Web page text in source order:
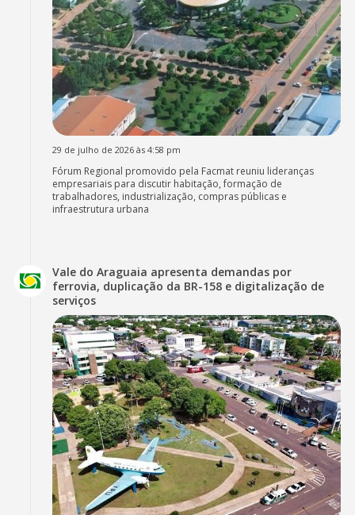
29 de julho de 2026 às 4:58 pm
Fórum Regional promovido pela Facmat reuniu lideranças
empresariais para discutir habitação, formação de
trabalhadores, industrialização, compras públicas e
infraestrutura urbana
Vale do Araguaia apresenta demandas por
ferrovia, duplicação da BR-158 e digitalização de
serviços